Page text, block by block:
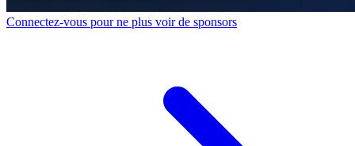
Connectez-vous pour ne plus voir de sponsors